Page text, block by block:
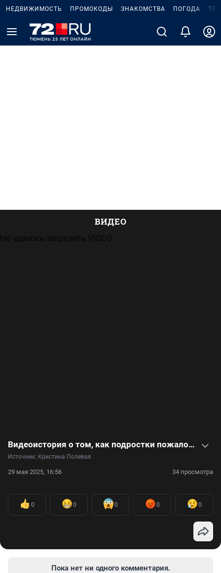
НЕДВИЖИМОСТЬ ПРОМОКОДЫ ЗНАКОМСТВА ПОГОДА
ВИДЕО
Не удалось загрузить VIQEO
Видеоистория о том, как подростки пожаловались на мать и сами попали в детдом
Источник: Кристина Полевая
29 мая 2025, 16:56 34 просмотра
0 0 0 0 0
Пока нет ни одного комментария.